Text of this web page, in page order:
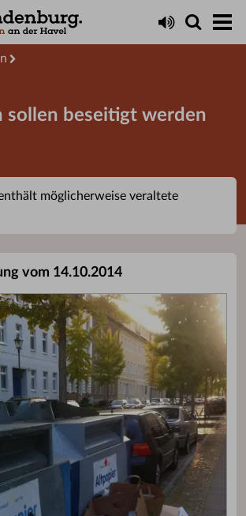
sollen beseitigt werden
möglicherweise veraltete
vom 14.10.2014